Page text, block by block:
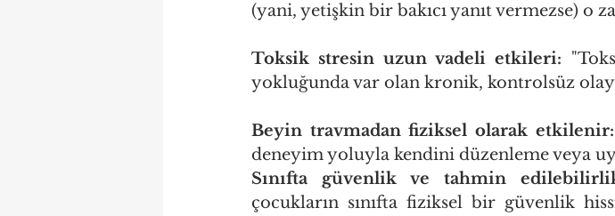
(yani, yetişkin bir bakıcı yanıt vermezse) o
Toksik stresin uzun vadeli etkileri:
yokluğunda var olan kronik, kontrolsüz
Beyin travmadan fiziksel olarak etkilenir:
deneyim yoluyla kendini düzenleme veya
Sınıfta güvenlik ve tahmin
çocukların sınıfta fiziksel bir güvenlik